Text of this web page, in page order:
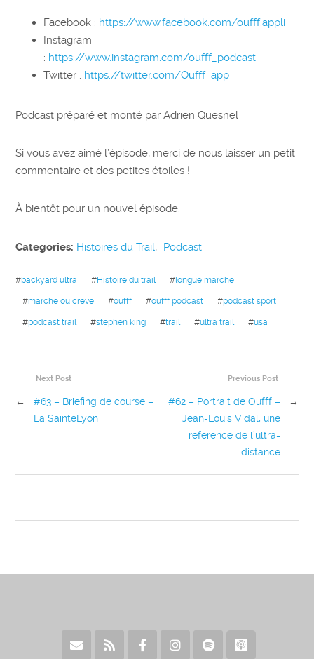
Facebook : https://www.facebook.com/oufff.appli
Instagram
: https://www.instagram.com/oufff_podcast
Twitter : https://twitter.com/Oufff_app
Podcast préparé et monté par Adrien Quesnel
Si vous avez aimé l’épisode, merci de nous laisser un petit
commentaire et des petites étoiles !
À bientôt pour un nouvel épisode.
Categories: Histoires du Trail, Podcast
#backyard ultra #Histoire du trail #longue marche
#marche ou creve #oufff #oufff podcast #podcast sport
#podcast trail #stephen king #trail #ultra trail #usa
Previous Post
#62 – Portrait de Oufff –
Jean-Louis Vidal, une
référence de l’ultra-
distance
→
Next Post
←
#63 – Briefing de course –
La SaintéLyon